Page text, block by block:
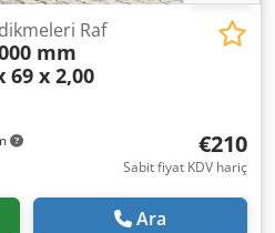
Raf
mm
x 2,00
€210
Sabit fiyat KDV hariç
Ara